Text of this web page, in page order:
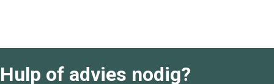
Hulp of advies nodig?